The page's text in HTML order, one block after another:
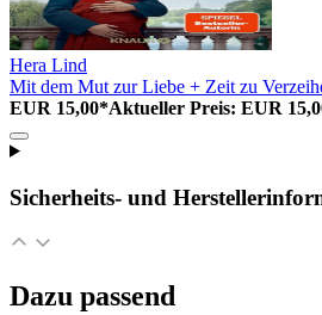
Hera Lind
Mit dem Mut zur Liebe + Zeit zu
EUR 15,00*Aktueller Preis: EUR
Sicherheits- und
Dazu passend